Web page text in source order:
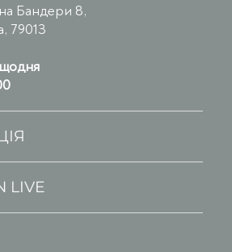
Бандери 8,
79013
LIVE